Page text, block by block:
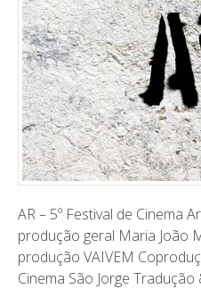
AR – 5º Festival de Cinema
produção geral Maria João
produção VAIVEM
Cinema São Jorge